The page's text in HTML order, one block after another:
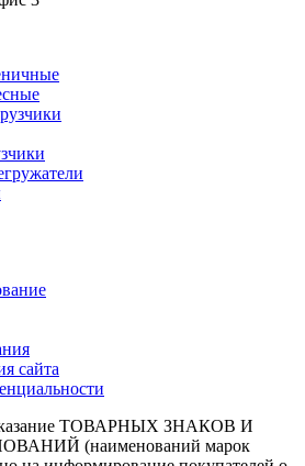
сайта
ТОВАРНЫХ ЗНАКОВ И
(наименований марок